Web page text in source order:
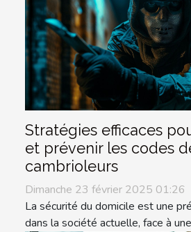
Stratégies efficaces
et prévenir les codes
cambrioleurs
Dimanche 23 février 2025 01:26
La sécurité du domicile est une
dans la société actuelle, face à